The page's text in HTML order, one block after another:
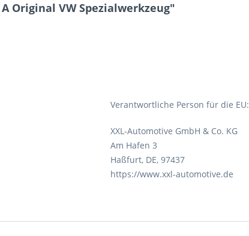
Original VW Spezialwerkzeug"
Verantwortliche Person für die EU:
XXL-Automotive GmbH & Co. KG
Am Hafen 3
Haßfurt, DE, 97437
https://www.xxl-automotive.de